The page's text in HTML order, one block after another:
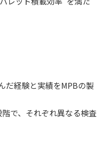
だ経験と実績をMPBの製
で、それぞれ異なる検査